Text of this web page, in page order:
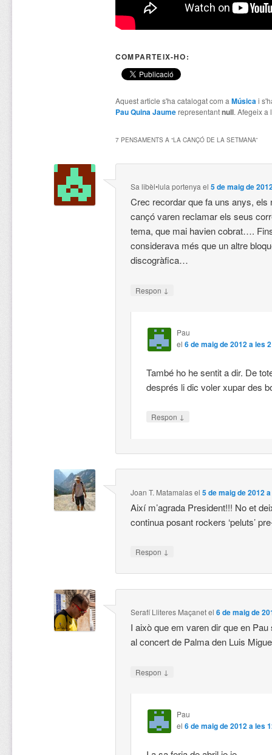
COMPARTEIX-HO:
Aquest article s'ha catalogat com a Música i
Pau Quina Jaumerepresentantnull. Afegeix a
7 PENSAMENTS A “LA CANÇÓ DE LA SETMANA”
Sa libèl•lula portenya el5 de maig de
Crec recordar que fa uns anys, els
cançó varen reclamar els seus
tema, que mai havien cobrat….
considerava més que un altre
discogràfica…
Respon ↓
Pau
el 6 de maig de 2012 a les
També ho he sentit a dir. De
després li dic voler xupar des
Respon ↓
Joan T. Matamalasel5 de maig de 2012
Així m’agrada President!!! No et
continua posant rockers ‘peluts’
Respon ↓
Serafí Lliteres Maçanetel6 de maig de
I això que em varen dir que en Pau
al concert de Palma den Luis
Respon ↓
Pau
el 6 de maig de 2012 a les